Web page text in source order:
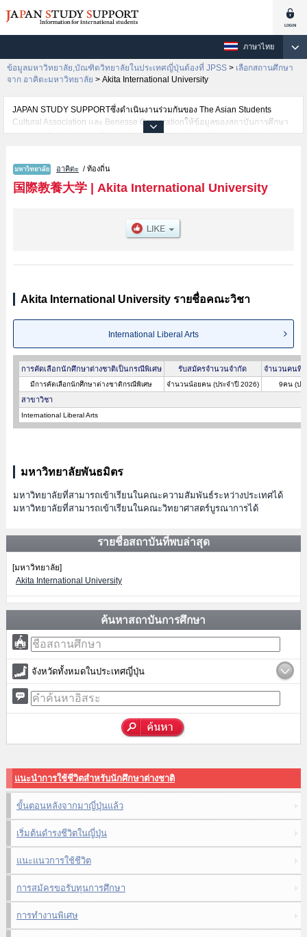
ภาษาไทย
ข้อมูลมหาวิทยาลัย,บัณฑิตวิทยาลัยในประเทศญี่ปุ่นต้องที่ JPSS > เลือกสถานศึกษา
จาก อาคิตะมหาวิทยาลัย > Akita International University
JAPAN STUDY SUPPORTซึ่งดำเนินงานร่วมกันของ The Asian Students
Cultural Association และ Benesse Corporationให้ข้อมูลของสถาบันการศึกษา
ระดับมหาวิทยาลัย・บัณฑิตวิทยาลัย・วิทยาลัยระดับอนุปริญญา・วิทยาลัย
นักศึกษาต่างชาติเช่นข้อมูลของแต่ละคณะ,ข้อมูลการสอบคัดเลือกเข้าศึกษาเช่น
จำนวนคนที่รับสมัครหรือจำนวนคนที่ผ่านการสอบคัดเลือกเป็นต้น,แนะนำสถาน
ที่,การเดินทางเป็นต้นไว้ด้วยดังนั้นขอเชิญใช้บริการค้นหาข้อมูลตามอัธยาศัย
อาคิตะ / ท้องถิ่น
国際教養大学| Akita International University
Akita International University รายชื่อคณะวิชา
International Liberal Arts
การคัดเลือกนักศึกษาต่างชาติเป็นกรณีพิเศษ รับสมัครจำนวนจำกัด จำนวนคนที่
มีการคัดเลือกนักศึกษาต่างชาติกรณีพิเศษ จำนวนน้อยคน (ประจำปี 2026) 9คน (ปร
สาขาวิชา
International Liberal Arts
มหาวิทยาลัยพันธมิตร
มหาวิทยาลัยที่สามารถเข้าเรียนในคณะความสัมพันธ์ระหว่างประเทศได้
มหาวิทยาลัยที่สามารถเข้าเรียนในคณะวิทยาศาสตร์บูรณาการได้
รายชื่อสถาบันที่พบล่าสุด
[มหาวิทยาลัย]
Akita International University
ค้นหาสถาบันการศึกษา
จังหวัดทั้งหมดในประเทศญี่ปุ่น
แนะนำการใช้ชีวิตสำหรับนักศึกษาต่างชาติ
ขั้นตอนหลังจากมาญี่ปุ่นแล้ว
เริ่มต้นดำรงชีวิตในญี่ปุ่น
แนะแนวการใช้ชีวิต
การสมัครขอรับทุนการศึกษา
การทำงานพิเศษ